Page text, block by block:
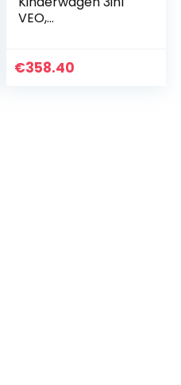
VEO,
Reissysteem, met
€358.40